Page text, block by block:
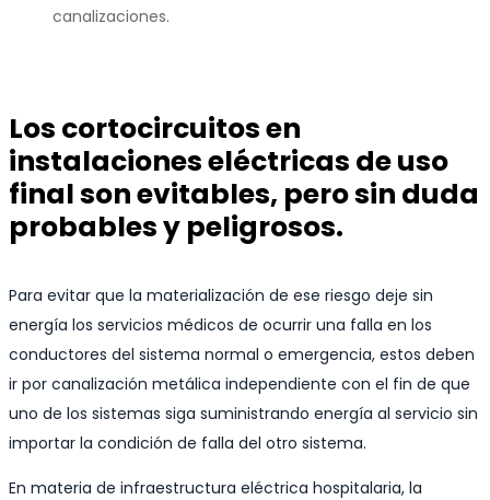
canalizaciones.
Los cortocircuitos en
instalaciones eléctricas de uso
final son evitables, pero sin duda
probables y peligrosos.
Para evitar que la materialización de ese riesgo deje sin
energía los servicios médicos de ocurrir una falla en los
conductores del sistema normal o emergencia, estos deben
ir por canalización metálica independiente con el fin de que
uno de los sistemas siga suministrando energía al servicio sin
importar la condición de falla del otro sistema.
En materia de infraestructura eléctrica hospitalaria, la